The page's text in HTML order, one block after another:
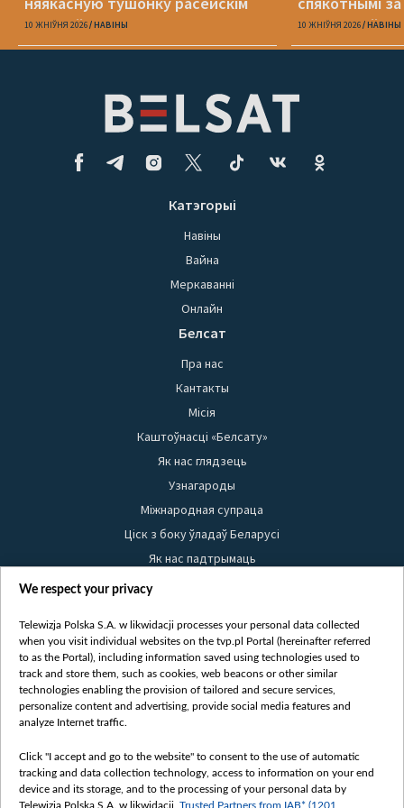
вайскоўцам
10 ЖНІЎНЯ 2026 НАВІНЫ
назіранняў
10 ЖНІЎНЯ 2026 НАВІНЫ
Катэгорыі
Навіны
Вайна
Меркаванні
Онлайн
Белсат
Пра нас
Кантакты
Місія
Каштоўнасці «Белсату»
Як нас глядзець
Узнагароды
Міжнародная супраца
Ціск з боку ўладаў Беларусі
Як нас падтрымаць
Правілы выкарыстання матэрыялаў
Бяспека
Youtube
Белсат news
Белсат Shorts
Жэстачайшы мульт
Belsat English
We respect your privacy
Telewizja Polska S.A. w likwidacji processes your personal data collected
when you visit individual websites on the tvp.pl Portal (hereinafter referred
to as the Portal), including information saved using technologies used to
track and store them, such as cookies, web beacons or other similar
technologies enabling the provision of tailored and secure services,
personalize content and advertising, provide social media features and
analyze Internet traffic.
Click "I accept and go to the website" to consent to the use of automatic
tracking and data collection technology, access to information on your end
device and its storage, and to the processing of your personal data by
Telewizja Polska S.A. w likwidacji, Trusted Partners from IAB* (1201